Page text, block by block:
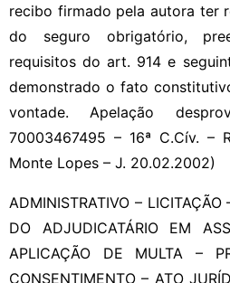
recibo firmado pela autora ter
do seguro obrigatório,
requisitos do art. 914 e
demonstrado o fato
vontade. Apelação
70003467495 – 16ª C.Cív. –
Monte Lopes – J. 20.02.2002)
ADMINISTRATIVO –
DO ADJUDICATÁRIO EM
APLICAÇÃO DE MULTA –
CONSENTIMENTO – ATO